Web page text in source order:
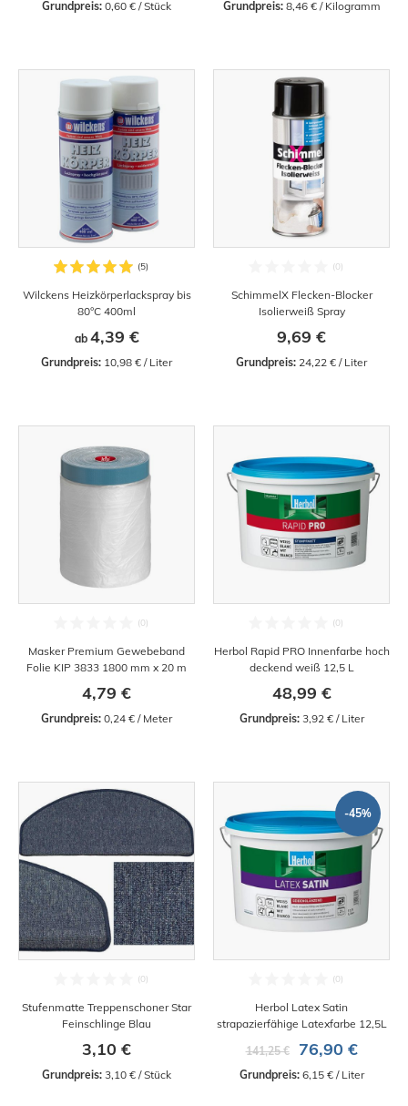
Grundpreis: 0,60 € / Stück Grundpreis: 8,46 € / Kilogramm
Wilckens Heizkörperlackspray bis
80°C 400ml
ab 4,39 €
Grundpreis: 10,98 € / Liter
SchimmelX Flecken-Blocker
Isolierweiß Spray
9,69 €
Grundpreis: 24,22 € / Liter
Masker Premium Gewebeband
Folie KIP 3833 1800 mm x 20 m
4,79 €
Grundpreis: 0,24 € / Meter
Herbol Rapid PRO Innenfarbe hoch
deckend weiß 12,5 L
48,99 €
Grundpreis: 3,92 € / Liter
Stufenmatte Treppenschoner Star
Feinschlinge Blau
3,10 €
Grundpreis: 3,10 € / Stück
-45%
Herbol Latex Satin
strapazierfähige Latexfarbe 12,5L
141,25 €
76,90 €
Grundpreis: 6,15 € / Liter